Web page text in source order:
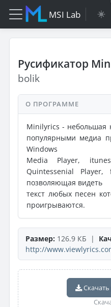
MSI Lab
Русификатор
bolik
О ПРОГРАММЕ
Minilyrics - небольшая
популярными медиа
Windows
Media Player,
Quintessenial Player,
позволяющая видеть
текст любых песен
проигрываются.
Размер: 126.9 КБ |
http://
Скачать